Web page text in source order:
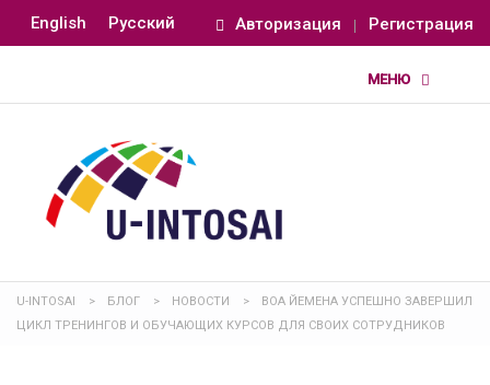
English Русский Авторизация Регистрация
U-INTOSAI > БЛОГ > НОВОСТИ >
ВОА ЙЕМЕНА УСПЕШНО ЗАВЕРШИЛ
ЦИКЛ ТРЕНИНГОВ И ОБУЧАЮЩИХ КУРСОВ ДЛЯ СВОИХ СОТРУДНИКОВ